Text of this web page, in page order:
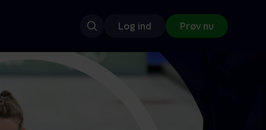
Log ind Prøv nu